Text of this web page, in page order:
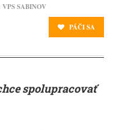
VPS SABINOV
PÁČI SA
spolupracovať